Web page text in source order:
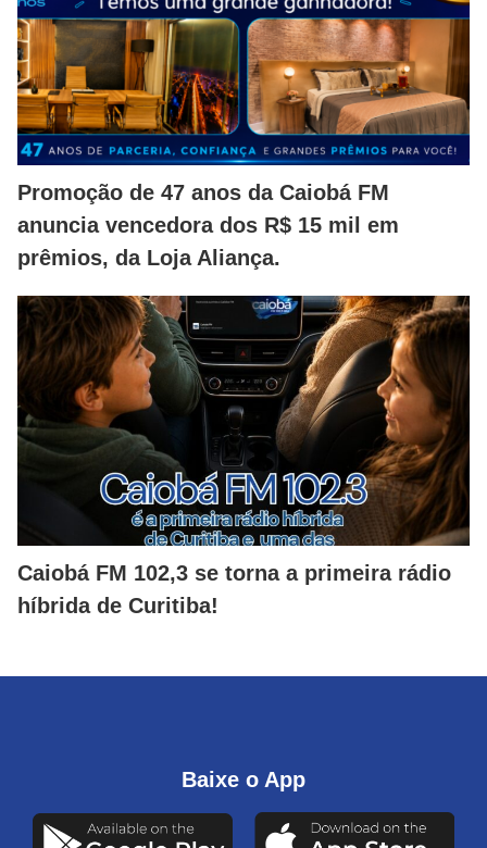
Promoção de 47 anos da Caiobá FM
anuncia vencedora dos R$ 15 mil em
prêmios, da Loja Aliança.
Caiobá FM 102,3 se torna a primeira rádio
híbrida de Curitiba!
Baixe o App